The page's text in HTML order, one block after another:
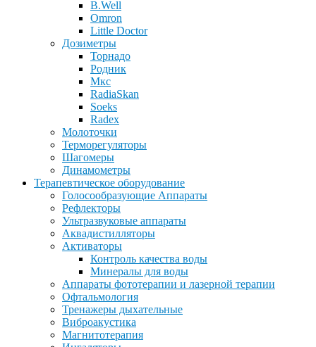
B.Well
Omron
Little Doctor
Дозиметры
Торнадо
Родник
Мкс
RadiaSkan
Soeks
Radex
Молоточки
Терморегуляторы
Шагомеры
Динамометры
Терапевтическое оборудование
Голосообразующие Аппараты
Рефлекторы
Ультразвуковые аппараты
Аквадистилляторы
Активаторы
Контроль качества воды
Минералы для воды
Аппараты фототерапии и лазерной терапии
Офтальмология
Тренажеры дыхательные
Виброакустика
Магнитотерапия